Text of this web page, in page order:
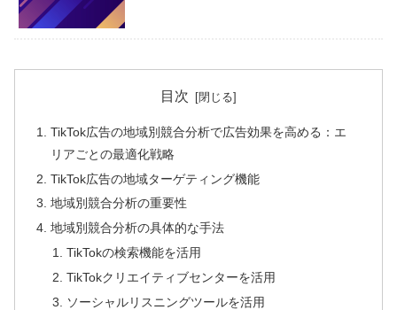
目次
TikTok広告の地域別競合分析で広告効果を高める：エ
リアごとの最適化戦略
TikTok広告の地域ターゲティング機能
地域別競合分析の重要性
地域別競合分析の具体的な手法
TikTokの検索機能を活用
TikTokクリエイティブセンターを活用
ソーシャルリスニングツールを活用